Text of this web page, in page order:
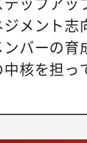
メント
バーの
核を担